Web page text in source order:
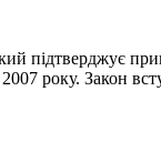
підтверджує
року. Закон